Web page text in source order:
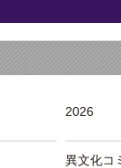
2026
異文化コ